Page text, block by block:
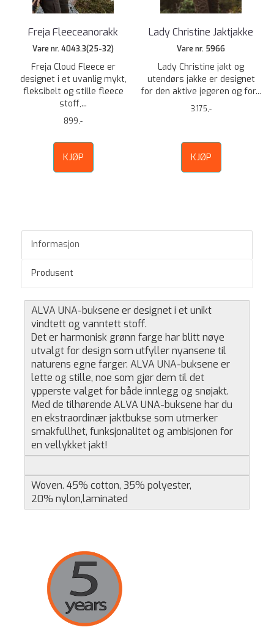
Freja Fleeceanorakk
Vare nr. 4043.3(25-32)
Freja Cloud Fleece er
designet i et uvanlig mykt,
fleksibelt og stille fleece
stoff,...
899,-
KJØP
Lady Christine Jaktjakke
Vare nr. 5966
Lady Christine jakt og
utendørs jakke er designet
for den aktive jegeren og for...
3.175,-
KJØP
Informasjon
Produsent
ALVA UNA-buksene er designet i et unikt
vindtett og vanntett stoff.
Det er harmonisk grønn farge har blitt nøye
utvalgt for design som utfyller nyansene til
naturens egne farger. ALVA UNA-buksene er
lette og stille, noe som gjør dem til det
ypperste valget for både innlegg og snøjakt.
Med de tilhørende ALVA UNA-buksene har du
en ekstraordinær jaktbukse som utmerker
smakfullhet, funksjonalitet og ambisjonen for
en vellykket jakt!
Woven. 45% cotton, 35% polyester,
20% nylon,laminated